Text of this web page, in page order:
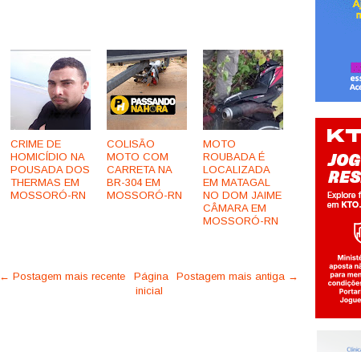
CRIME DE
HOMICÍDIO NA
POUSADA DOS
THERMAS EM
MOSSORÓ-RN
COLISÃO
MOTO COM
CARRETA NA
BR-304 EM
MOSSORÓ-RN
MOTO
ROUBADA É
LOCALIZADA
EM MATAGAL
NO DOM JAIME
CÂMARA EM
MOSSORÓ-RN
← Postagem mais recente Postagem mais antiga →
Página
inicial